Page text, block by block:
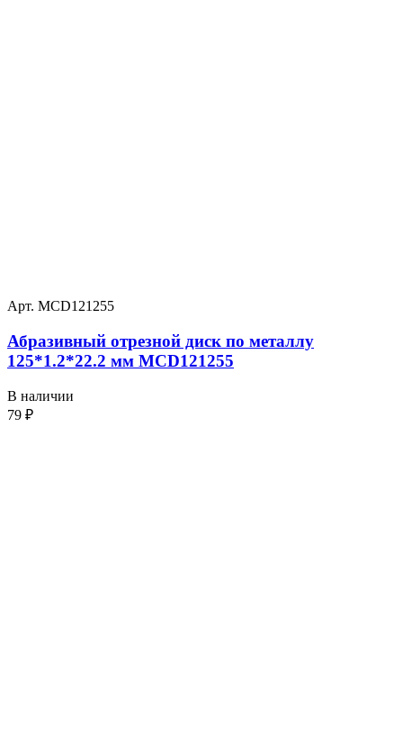
Арт. MCD121255
Абразивный отрезной диск по металлу
125*1.2*22.2 мм MCD121255
В наличии
79 ₽